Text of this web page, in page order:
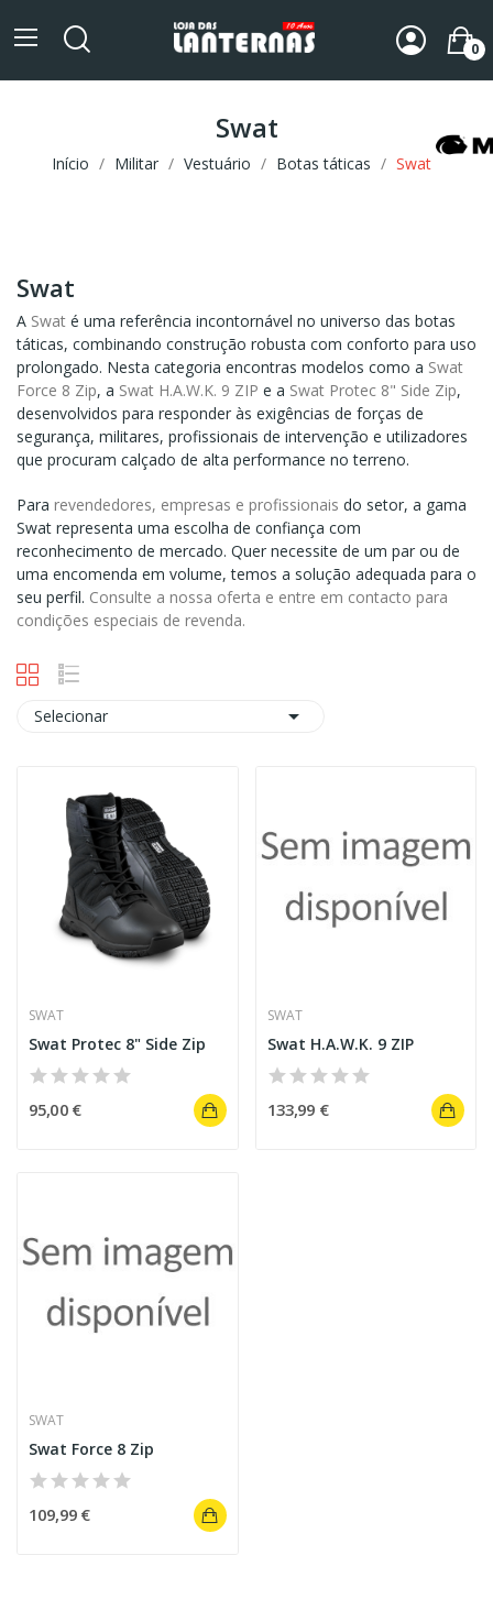
0
Swat
Início Militar Vestuário Botas táticas Swat
Swat
A Swat é uma referência incontornável no universo das botas
táticas, combinando construção robusta com conforto para uso
prolongado. Nesta categoria encontras modelos como a Swat
Force 8 Zip, a Swat H.A.W.K. 9 ZIP e a Swat Protec 8" Side Zip,
desenvolvidos para responder às exigências de forças de
segurança, militares, profissionais de intervenção e utilizadores
que procuram calçado de alta performance no terreno.
Para revendedores, empresas e profissionais do setor, a gama
Swat representa uma escolha de confiança com
reconhecimento de mercado. Quer necessite de um par ou de
uma encomenda em volume, temos a solução adequada para o
seu perfil. Consulte a nossa oferta e entre em contacto para
condições especiais de revenda.
Selecionar 
SWAT
Swat Protec 8" Side Zip
95,00 €
SWAT
Swat H.A.W.K. 9 ZIP
133,99 €
SWAT
Swat Force 8 Zip
109,99 €